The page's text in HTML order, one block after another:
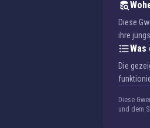
Diese
ihre
Die
Diese
und dem